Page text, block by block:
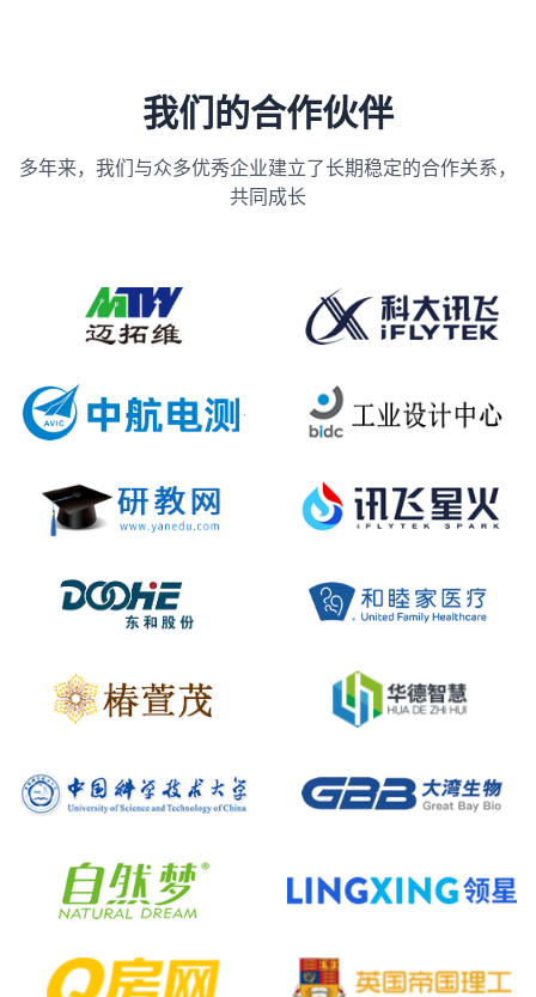
我们的合作伙伴
多年来，我们与众多优秀企业建立了长期稳定的合作关系，
共同成长